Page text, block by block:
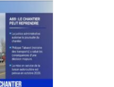
:
ce
en Ariège